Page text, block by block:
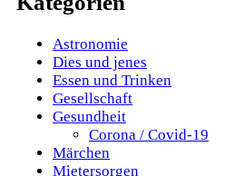
Astronomie
Dies und jenes
Essen und Trinken
Gesellschaft
Gesundheit
Corona / Covid-19
Märchen
Mietersorgen